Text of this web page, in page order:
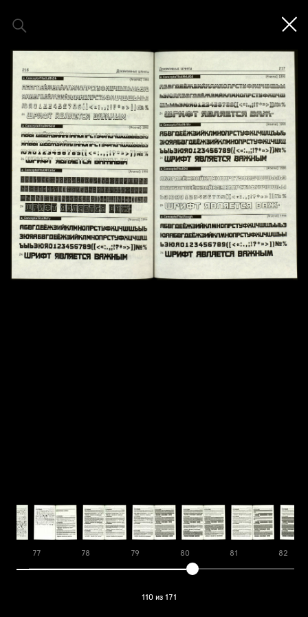
77 78 79 80 81 82
110 из 171